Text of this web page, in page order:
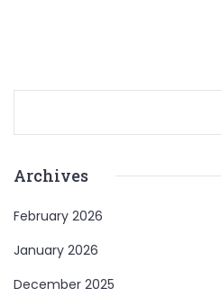
Archives
February 2026
January 2026
December 2025